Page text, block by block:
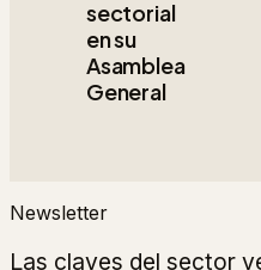
sectorial
en su
Asamblea
General
Newsletter
Las claves del sector